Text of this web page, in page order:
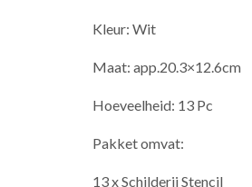
Kleur: Wit
Maat: app.20.3×12.6cm
Hoeveelheid: 13 Pc
Pakket omvat:
13 x Schilderij Stencil